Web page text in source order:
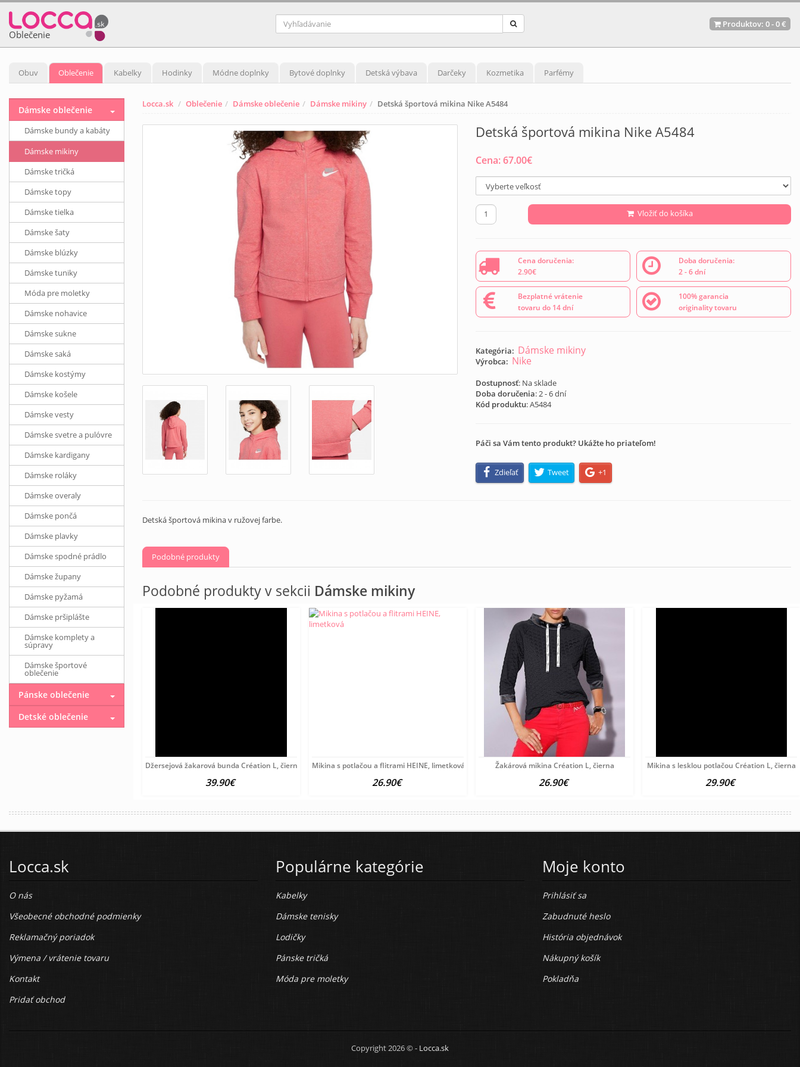
Oblečenie
Produktov: 0-0 €
Obuv Oblečenie Kabelky Hodinky Módne doplnky Bytové doplnky Detská výbava Darčeky Kozmetika Parfémy
Locca.sk Oblečenie Dámske oblečenie Dámske mikiny Detská športová mikina Nike A5484
Detská športová mikina Nike A5484
Cena:67.00€
Vložiť do košíka
Cena doručenia:
2.90€
Doba doručenia:
2 - 6 dní
Bezplatné vrátenie
tovaru do 14 dní
100% garancia
originality tovaru
Kategória: Dámske mikiny
Výrobca: Nike
Dostupnosť: Na sklade
Doba doručenia: 2 - 6 dní
Kód produktu:A5484
Páči sa Vám tento produkt? Ukážte ho priateľom!
Zdieľať Tweet +1
Detská športová mikina v ružovej farbe.
Podobné produkty
Podobné produkty v sekcii Dámske mikiny
Džersejová žakarová bunda Création L, čierno-piesková
39.90€
Mikina s potlačou a flitrami HEINE, limetková
26.90€
Žakárová mikina Création L, čierna
26.90€
Mikina s lesklou potlačou Création L, čierna
29.90€
Dámske oblečenie
Dámske bundy a kabáty
Dámske mikiny
Dámske tričká
Dámske topy
Dámske tielka
Dámske šaty
Dámske blúzky
Dámske tuniky
Móda pre moletky
Dámske nohavice
Dámske sukne
Dámske saká
Dámske kostýmy
Dámske košele
Dámske vesty
Dámske svetre a pulóvre
Dámske kardigany
Dámske roláky
Dámske overaly
Dámske pončá
Dámske plavky
Dámske spodné prádlo
Dámske župany
Dámske pyžamá
Dámske pršiplášte
Dámske komplety a
súpravy
Dámske športové
oblečenie
Pánske oblečenie
Detské oblečenie
Locca.sk
O nás
Všeobecné obchodné podmienky
Reklamačný poriadok
Výmena / vrátenie tovaru
Kontakt
Pridať obchod
Populárne kategórie
Kabelky
Dámske tenisky
Lodičky
Pánske tričká
Móda pre moletky
Moje konto
Prihlásiť sa
Zabudnuté heslo
História objednávok
Nákupný košík
Pokladňa
Copyright 2026 © - Locca.sk